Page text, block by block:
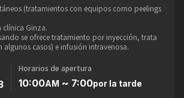
(tratamientos con equipos como peelings
Ginza.
se ofrece tratamiento por inyección, trata
casos) e infusión intravenosa.
Horarios de apertura
10:00AM ~ 7:00por la tarde